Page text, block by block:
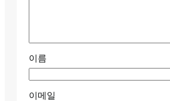
이름
이메일